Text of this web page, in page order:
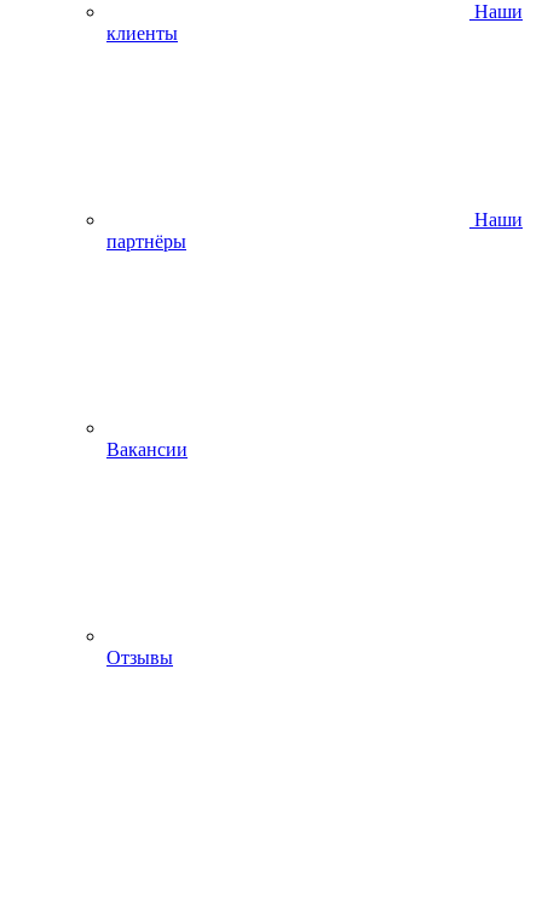
Наши
клиенты
Наши
партнёры
Вакансии
Отзывы